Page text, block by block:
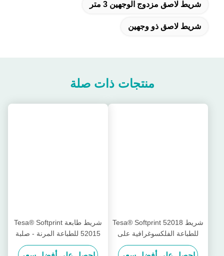
مشكلة مشتركة
سوف نستشيرك على وسيلة النقل المناسبة البحرية أو الجوية أو السريعة
وإلا سنكون مسؤولين.
شريط لاصق ذو وجهين